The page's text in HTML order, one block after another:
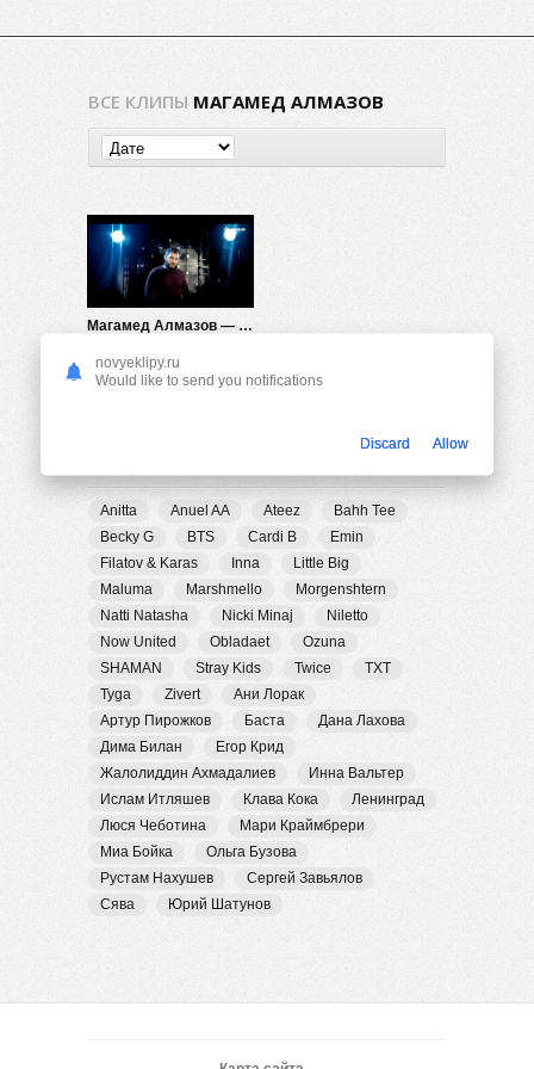
ВСЕ КЛИПЫ МАГАМЕД АЛМАЗОВ
Магамед Алмазов — Ну и пусть
Anitta Anuel AA Ateez
Bahh Tee
Becky G
BTS Cardi B
Emin
Filatov & Karas
Inna
Little Big
Maluma
Marshmello
Morgenshtern
Natti Natasha
Nicki Minaj
Niletto
Now United
Obladaet
Ozuna
SHAMAN
Stray Kids Twice
TXT
Tyga
Zivert
Ани Лорак
Артур Пирожков
Баста
Дана Лахова
Дима Билан
Егор Крид
Жалолиддин Ахмадалиев
Инна Вальтер
Ислам Итляшев
Клава Кока
Ленинград
Люся Чеботина
Мари Краймбрери
Миа Бойка
Ольга Бузова
Рустам Нахушев
Сергей Завьялов
Сява
Юрий Шатунов
novyeklipy.ru
Would like to send you notifications
Discard Allow